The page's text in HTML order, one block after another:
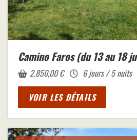
Camino Faros (du 13 au 18
2.850,00€
6 jours / 5 nuits
VOIR LES DÉTAILS